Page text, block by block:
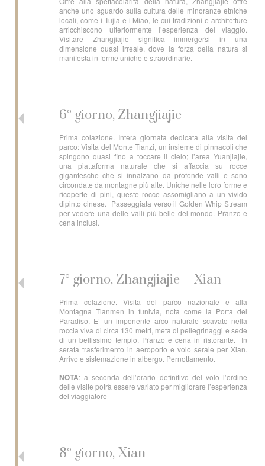
anche uno sguardo sulla cultura delle minoranze etniche
locali, come i Tujia e i Miao, le cui tradizioni e architetture
arricchiscono ulteriormente l’esperienza del viaggio.
Visitare Zhangjiajie significa immergersi in una
dimensione quasi irreale, dove la forza della natura si
manifesta in forme uniche e straordinarie.
6° giorno, Zhangjiajie
Prima colazione. Intera giornata dedicata alla visita del
parco: Visita del Monte Tianzi, un insieme di pinnacoli che
spingono quasi fino a toccare il cielo; l’area Yuanjiajie,
una piattaforma naturale che si affaccia su rocce
gigantesche che si innalzano da profonde valli e sono
circondate da montagne più alte. Uniche nelle loro forme e
ricoperte di pini, queste rocce assomigliano a un vivido
dipinto cinese. Passeggiata verso il Golden Whip Stream
per vedere una delle valli più belle del mondo. Pranzo e
cena inclusi.
7° giorno, Zhangjiajie – Xian
Prima colazione. Visita del parco nazionale e alla
Montagna Tianmen in funivia, nota come la Porta del
Paradiso. E’ un imponente arco naturale scavato nella
roccia viva di circa 130 metri, meta di pellegrinaggi e sede
di un bellissimo tempio. Pranzo e cena in ristorante. In
serata trasferimento in aeroporto e volo serale per Xian.
Arrivo e sistemazione in albergo. Pernottamento.
NOTA: a seconda dell’orario definitivo del volo l’ordine
delle visite potrà essere variato per migliorare l’esperienza
del viaggiatore
8° giorno, Xian